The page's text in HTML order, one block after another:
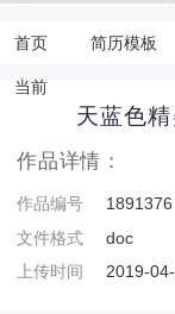
首页 简历模板
当前
天蓝色
作品详情：
作品编号 1891376
文件格式
doc
上传时间
2019-